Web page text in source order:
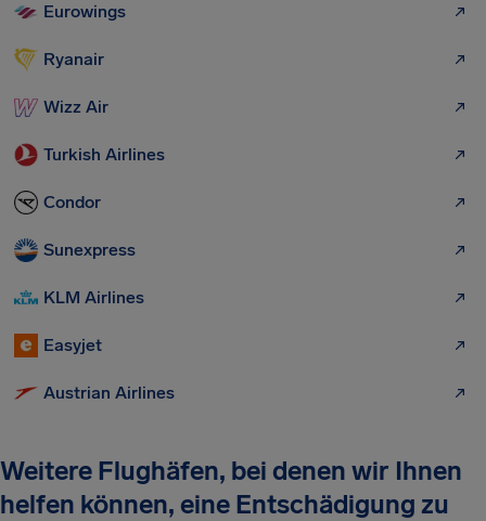
Eurowings
Ryanair
Wizz Air
Turkish Airlines
Condor
Sunexpress
KLM Airlines
Easyjet
Austrian Airlines
Weitere Flughäfen, bei denen wir Ihnen
helfen können, eine Entschädigung zu